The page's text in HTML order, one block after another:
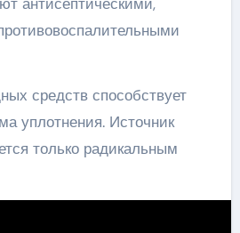
средств способствует
уплотнения. Источник
только радикальным